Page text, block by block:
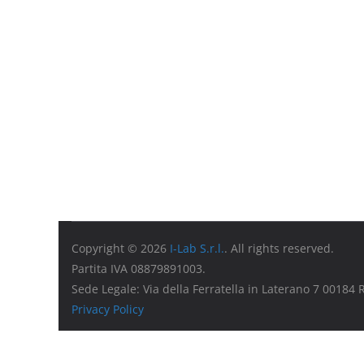
Copyright © 2026 I-Lab S.r.l.. All rights reserved.
Partita IVA 08879891003.
Sede Legale: Via della Ferratella in Laterano 7 00184
Privacy Policy